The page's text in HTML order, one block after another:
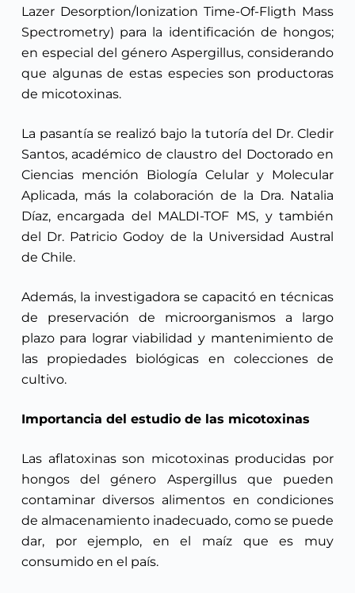
Lazer Desorption/Ionization Time-Of-Fligth Mass
Spectrometry) para la identificación de hongos;
en especial del género Aspergillus, considerando
que algunas de estas especies son productoras
de micotoxinas.
La pasantía se realizó bajo la tutoría del Dr. Cledir
Santos, académico de claustro del Doctorado en
Ciencias mención Biología Celular y Molecular
Aplicada, más la colaboración de la Dra. Natalia
Díaz, encargada del MALDI-TOF MS, y también
del Dr. Patricio Godoy de la Universidad Austral
de Chile.
Además, la investigadora se capacitó en técnicas
de preservación de microorganismos a largo
plazo para lograr viabilidad y mantenimiento de
las propiedades biológicas en colecciones de
cultivo.
Importancia del estudio de las micotoxinas
Las aflatoxinas son micotoxinas producidas por
hongos del género Aspergillus que pueden
contaminar diversos alimentos en condiciones
de almacenamiento inadecuado, como se puede
dar, por ejemplo, en el maíz que es muy
consumido en el país.